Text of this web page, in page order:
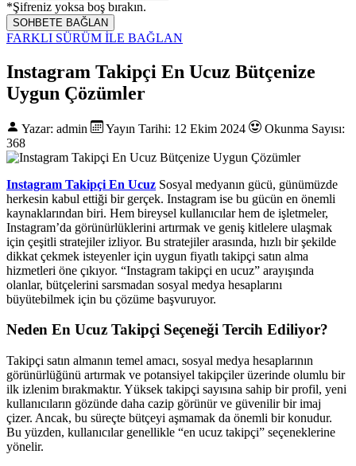
*Şifreniz yoksa boş bırakın.
SOHBETE BAĞLAN
FARKLI SÜRÜM İLE BAĞLAN
Instagram Takipçi En Ucuz Bütçenize
Uygun Çözümler
Yazar: admin Yayın Tarihi: 12 Ekim 2024
Okunma Sayısı:
368
Instagram Takipçi En Ucuz Sosyal medyanın gücü, günümüzde
herkesin kabul ettiği bir gerçek. Instagram ise bu gücün en önemli
kaynaklarından biri. Hem bireysel kullanıcılar hem de işletmeler,
Instagram’da görünürlüklerini artırmak ve geniş kitlelere ulaşmak
için çeşitli stratejiler izliyor. Bu stratejiler arasında, hızlı bir şekilde
dikkat çekmek isteyenler için uygun fiyatlı takipçi satın alma
hizmetleri öne çıkıyor. “Instagram takipçi en ucuz” arayışında
olanlar, bütçelerini sarsmadan sosyal medya hesaplarını
büyütebilmek için bu çözüme başvuruyor.
Neden En Ucuz Takipçi Seçeneği Tercih Ediliyor?
Takipçi satın almanın temel amacı, sosyal medya hesaplarının
görünürlüğünü artırmak ve potansiyel takipçiler üzerinde olumlu bir
ilk izlenim bırakmaktır. Yüksek takipçi sayısına sahip bir profil, yeni
kullanıcıların gözünde daha cazip görünür ve güvenilir bir imaj
çizer. Ancak, bu süreçte bütçeyi aşmamak da önemli bir konudur.
Bu yüzden, kullanıcılar genellikle “en ucuz takipçi” seçeneklerine
yönelir.